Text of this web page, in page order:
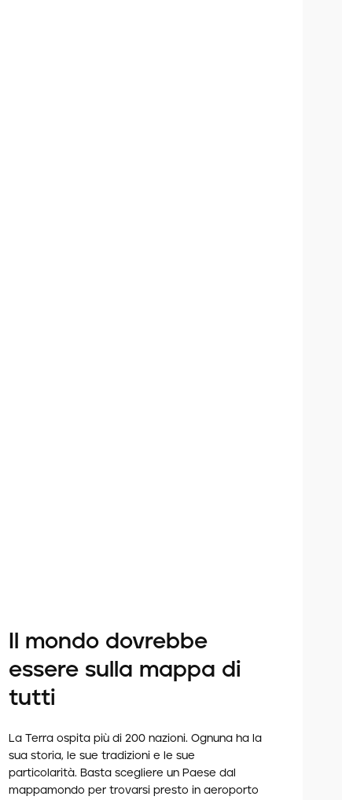
Il mondo dovrebbe
essere sulla mappa di
tutti
La Terra ospita più di 200 nazioni. Ognuna ha la
sua storia, le sue tradizioni e le sue
particolarità. Basta scegliere un Paese dal
mappamondo per trovarsi presto in aeroporto